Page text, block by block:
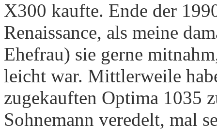
X300 kaufte. Ende der
Renaissance, als meine
Ehefrau) sie gerne
leicht war. Mittlerweile
zugekauften Optima 1035
Sohnemann veredelt, mal